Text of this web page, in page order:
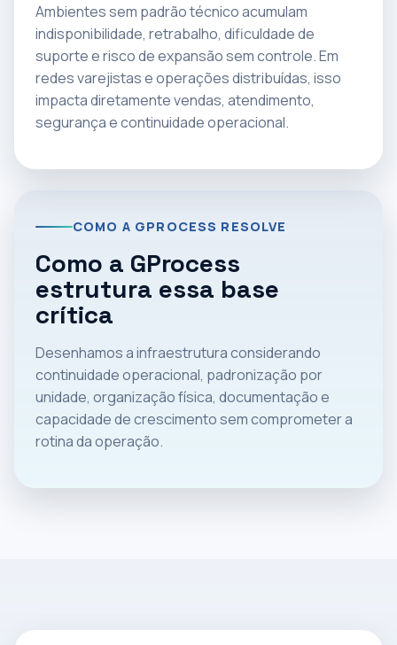
Ambientes sem padrão técnico acumulam
indisponibilidade, retrabalho, dificuldade de
suporte e risco de expansão sem controle. Em
redes varejistas e operações distribuídas, isso
impacta diretamente vendas, atendimento,
segurança e continuidade operacional.
COMO A GPROCESS RESOLVE
Como a GProcess
estrutura essa base
crítica
Desenhamos a infraestrutura considerando
continuidade operacional, padronização por
unidade, organização física, documentação e
capacidade de crescimento sem comprometer a
rotina da operação.